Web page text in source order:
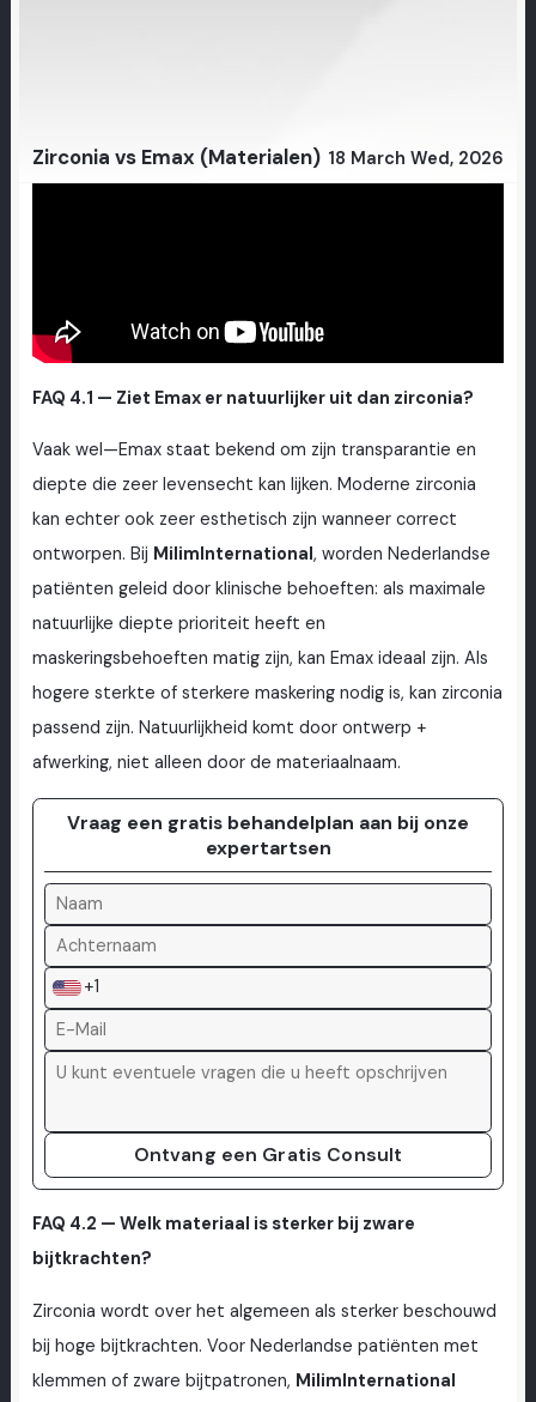
Zirconia vs Emax (Materialen) 18 March Wed, 2026
FAQ 4.1 — Ziet Emax er natuurlijker uit dan zirconia?
Vaak wel—Emax staat bekend om zijn transparantie en
diepte die zeer levensecht kan lijken. Moderne zirconia
kan echter ook zeer esthetisch zijn wanneer correct
ontworpen. Bij MilimInternational, worden Nederlandse
patiënten geleid door klinische behoeften: als maximale
natuurlijke diepte prioriteit heeft en
maskeringsbehoeften matig zijn, kan Emax ideaal zijn. Als
hogere sterkte of sterkere maskering nodig is, kan zirconia
passend zijn. Natuurlijkheid komt door ontwerp +
afwerking, niet alleen door de materiaalnaam.
Vraag een gratis behandelplan aan bij onze
expertartsen
+1
Ontvang een Gratis Consult
FAQ 4.2 — Welk materiaal is sterker bij zware
bijtkrachten?
Zirconia wordt over het algemeen als sterker beschouwd
bij hoge bijtkrachten. Voor Nederlandse patiënten met
klemmen of zware bijtpatronen, MilimInternational